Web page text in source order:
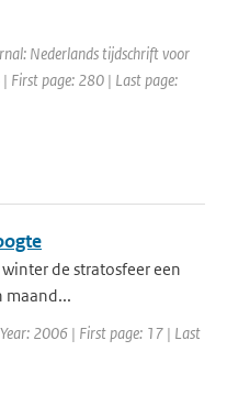
Nederlands tijdschrift voor
First page: 280 | Last page:
de stratosfeer een
maand...
2006 | First page: 17 | Last